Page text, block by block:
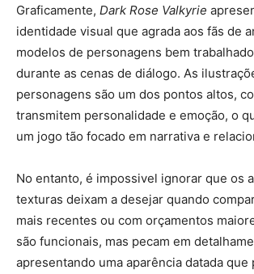
Graficamente, Dark Rose Valkyrie
identidade visual que agrada aos fãs de
modelos de personagens bem
durante as cenas de diálogo. As
personagens são um dos pontos altos,
transmitem personalidade e emoção, o
um jogo tão focado em narrativa e
No entanto, é impossivel ignorar que os
texturas deixam a desejar quando
mais recentes ou com orçamentos
são funcionais, mas pecam em
apresentando uma aparência datada